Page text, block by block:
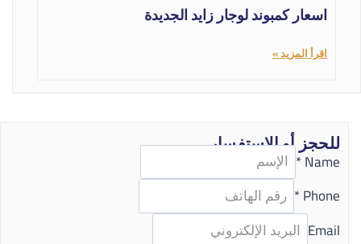
اسعار كمبوند لوجار زايد الجديدة
اقرأ المزيد »
للحجز أو الاستفسار
Name
*
Phone
*
Email